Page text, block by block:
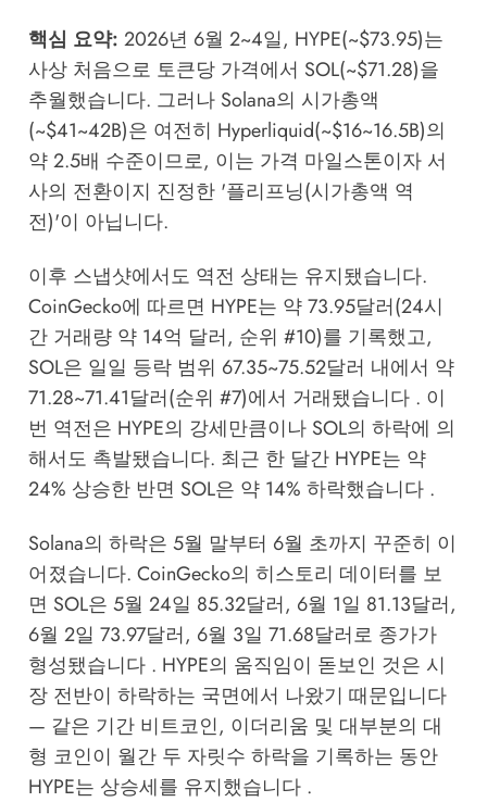
핵심 요약: 2026년 6월 2~4일, HYPE(~$73.95)는
사상 처음으로 토큰당 가격에서 SOL(~$71.28)을
추월했습니다. 그러나 Solana의 시가총액
(~$41~42B)은 여전히 Hyperliquid(~$16~16.5B)의
약 2.5배 수준이므로, 이는 가격 마일스톤이자 서
사의 전환이지 진정한 '플리프닝(시가총액 역
전)'이 아닙니다.
이후 스냅샷에서도 역전 상태는 유지됐습니다.
CoinGecko에 따르면 HYPE는 약 73.95달러(24시
간 거래량 약 14억 달러, 순위 #10)를 기록했고,
SOL은 일일 등락 범위 67.35~75.52달러 내에서 약
71.28~71.41달러(순위 #7)에서 거래됐습니다 . 이
번 역전은 HYPE의 강세만큼이나 SOL의 하락에 의
해서도 촉발됐습니다. 최근 한 달간 HYPE는 약
24% 상승한 반면 SOL은 약 14% 하락했습니다 .
Solana의 하락은 5월 말부터 6월 초까지 꾸준히 이
어졌습니다. CoinGecko의 히스토리 데이터를 보
면 SOL은 5월 24일 85.32달러, 6월 1일 81.13달러,
6월 2일 73.97달러, 6월 3일 71.68달러로 종가가
형성됐습니다 . HYPE의 움직임이 돋보인 것은 시
장 전반이 하락하는 국면에서 나왔기 때문입니다
— 같은 기간 비트코인, 이더리움 및 대부분의 대
형 코인이 월간 두 자릿수 하락을 기록하는 동안
HYPE는 상승세를 유지했습니다 .